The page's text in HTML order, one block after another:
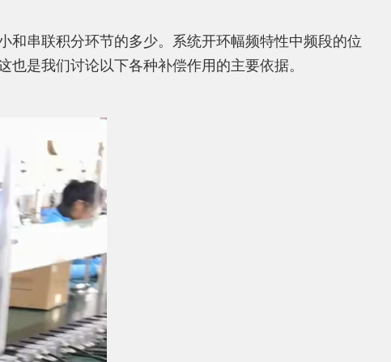
和串联积分环节的多少。系统开环幅频特性中频段的位
是我们讨论以下各种补偿作用的主要依据。